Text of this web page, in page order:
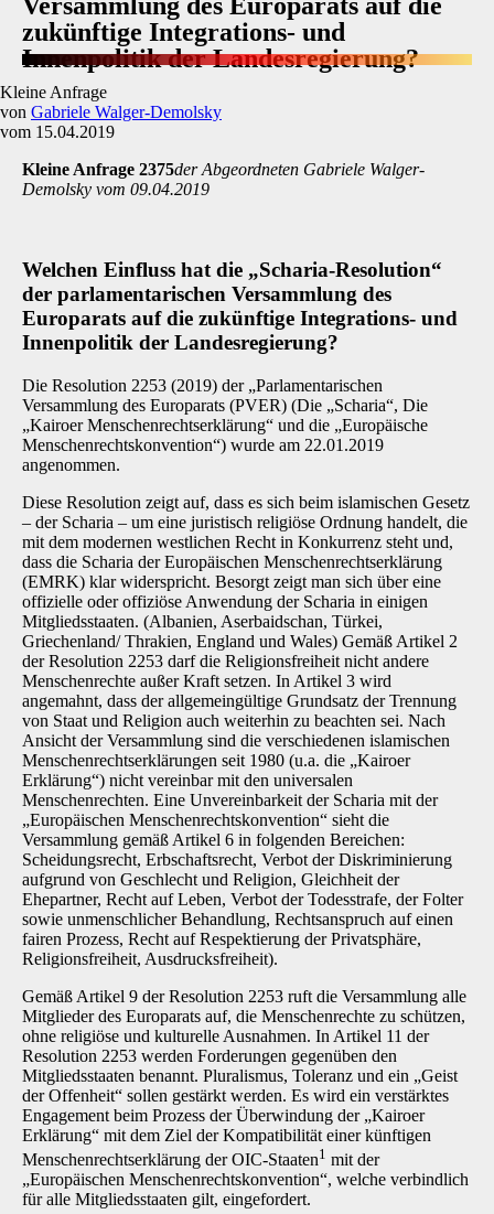
Versammlung des Europarats auf die
zukünftige Integrations- und
Innenpolitik der Landesregierung?
Kleine Anfrage
von Gabriele Walger-Demolsky
vom 15.04.2019
Kleine Anfrage 2375der Abgeordneten Gabriele Walger-
Demolsky vom 09.04.2019
Welchen Einfluss hat die „Scharia-Resolution“
der parlamentarischen Versammlung des
Europarats auf die zukünftige Integrations- und
Innenpolitik der Landesregierung?
Die Resolution 2253 (2019) der „Parlamentarischen
Versammlung des Europarats (PVER) (Die „Scharia“, Die
„Kairoer Menschenrechtserklärung“ und die „Europäische
Menschenrechtskonvention“) wurde am 22.01.2019
angenommen.
Diese Resolution zeigt auf, dass es sich beim islamischen Gesetz
– der Scharia – um eine juristisch religiöse Ordnung handelt, die
mit dem modernen westlichen Recht in Konkurrenz steht und,
dass die Scharia der Europäischen Menschenrechtserklärung
(EMRK) klar widerspricht. Besorgt zeigt man sich über eine
offizielle oder offiziöse Anwendung der Scharia in einigen
Mitgliedsstaaten. (Albanien, Aserbaidschan, Türkei,
Griechenland/ Thrakien, England und Wales) Gemäß Artikel 2
der Resolution 2253 darf die Religionsfreiheit nicht andere
Menschenrechte außer Kraft setzen. In Artikel 3 wird
angemahnt, dass der allgemeingültige Grundsatz der Trennung
von Staat und Religion auch weiterhin zu beachten sei. Nach
Ansicht der Versammlung sind die verschiedenen islamischen
Menschenrechtserklärungen seit 1980 (u.a. die „Kairoer
Erklärung“) nicht vereinbar mit den universalen
Menschenrechten. Eine Unvereinbarkeit der Scharia mit der
„Europäischen Menschenrechtskonvention“ sieht die
Versammlung gemäß Artikel 6 in folgenden Bereichen:
Scheidungsrecht, Erbschaftsrecht, Verbot der Diskriminierung
aufgrund von Geschlecht und Religion, Gleichheit der
Ehepartner, Recht auf Leben, Verbot der Todesstrafe, der Folter
sowie unmenschlicher Behandlung, Rechtsanspruch auf einen
fairen Prozess, Recht auf Respektierung der Privatsphäre,
Religionsfreiheit, Ausdrucksfreiheit).
Gemäß Artikel 9 der Resolution 2253 ruft die Versammlung alle
Mitglieder des Europarats auf, die Menschenrechte zu schützen,
ohne religiöse und kulturelle Ausnahmen. In Artikel 11 der
Resolution 2253 werden Forderungen gegenüben den
Mitgliedsstaaten benannt. Pluralismus, Toleranz und ein „Geist
der Offenheit“ sollen gestärkt werden. Es wird ein verstärktes
Engagement beim Prozess der Überwindung der „Kairoer
Erklärung“ mit dem Ziel der Kompatibilität einer künftigen
Menschenrechtserklärung der OIC-Staaten1 mit der
„Europäischen Menschenrechtskonvention“, welche verbindlich
für alle Mitgliedsstaaten gilt, eingefordert.